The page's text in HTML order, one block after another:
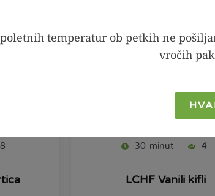
8
Pripravi
30 minut 4
LCHF Vanili kifli
temperatur ob petkih ne
vročih